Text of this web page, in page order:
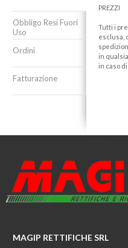
Obbligo Resi Fuori
Uso
Ordini
Fatturazione
PREZZI
Tutti i
esclusa,
in
in caso
MAGIP RETTIFICHE SRL